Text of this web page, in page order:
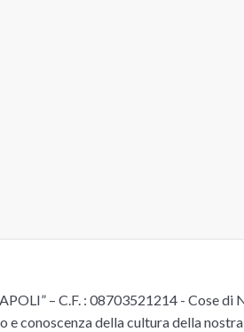
– C.F. : 08703521214 - Cose di
conoscenza della cultura della